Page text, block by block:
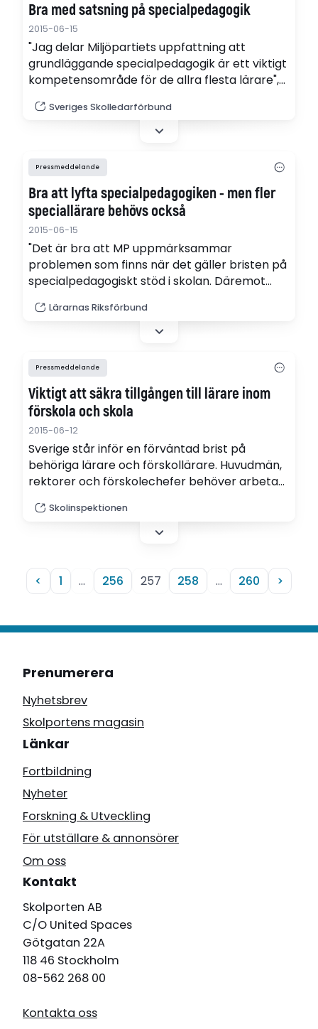
Bra med satsning på specialpedagogik
2015-06-15
"Jag delar Miljöpartiets uppfattning att
grundläggande specialpedagogik är ett viktigt
kompetensområde för de allra flesta lärare",
Sveriges Skolledarförbund
Pressmeddelande
Bra att lyfta specialpedagogiken - men fler
speciallärare behövs också
2015-06-15
"Det är bra att MP uppmärksammar
problemen som finns när det gäller bristen på
specialpedagogiskt stöd i skolan. Däremot
utbilda och anställa fler speciallärare, än vad
som i dagsläget redan är planerat", säger Bo
Lärarnas Riksförbund
Pressmeddelande
Viktigt att säkra tillgången till lärare inom
förskola och skola
2015-06-12
Sverige står inför en förväntad brist på
behöriga lärare och förskollärare. Huvudmän,
rektorer och förskolechefer behöver arbeta
behörig personal. Det visar Skolinspektionens
Skolinspektionen
< 1 … 256 257 258 … 260 >
Prenumerera
Nyhetsbrev
Skolportens magasin
Länkar
Fortbildning
Nyheter
Forskning & Utveckling
För utställare & annonsörer
Om oss
Kontakt
Skolporten AB
C/O United Spaces
Götgatan 22A
118 46 Stockholm
08-562 268 00
Kontakta oss